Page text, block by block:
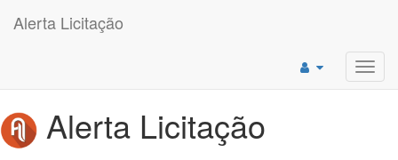
Alerta Licitação
Alerta Licitação